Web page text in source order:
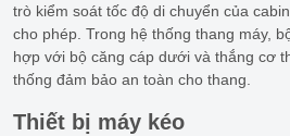
trò kiểm soát tốc độ di chuyển của
cho phép. Trong hệ thống thang máy,
hợp với bộ căng cáp dưới và thắng cơ
thống đảm bảo an toàn cho thang.
Thiết bị máy kéo